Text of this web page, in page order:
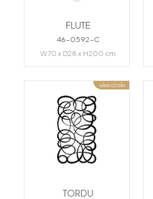
FLUTE
46-0592-C
W70 x D28 x H200 cm
HÀNG CÓ SẴN
TORDU